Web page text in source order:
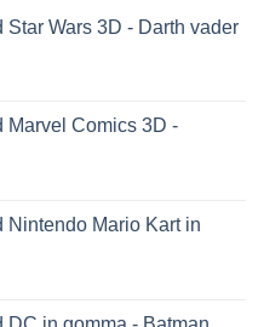
Star Wars 3D - Darth vader
Marvel Comics 3D -
Nintendo Mario Kart in